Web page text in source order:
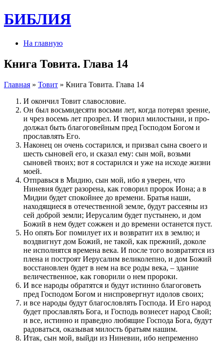
БИБЛИЯ
На главную
Книга Товита. Глава 14
Главная » Товит » Книга Товита. Глава 14
И окончил Товит славословие.
Он был восьмидесяти восьми лет, когда по­терял зре­ние,
и чрез восемь лет про­зрел. И творил милостыни, и про­
должал быть бла­го­говейным пред Го­с­по­дом Богом и
про­славлять Его.
Наконец он очень состарил­ся, и при­звал сына своего и
шесть сыновей его, и сказал ему: сын мой, возьми
сыновей тво­их; вот я состарил­ся и уже на исходе жизни
моей.
Отправься в Мидию, сын мой, ибо я уверен, что
Ниневия будет разо­рена, как говорил про­рок Иона; а в
Мидии будет спокойнее до време­ни. Братья наши,
находящиеся в отече­с­т­вен­ной земле, будут рас­сеяны из
сей доброй земли; Иерусалим будет пустынею, и дом
Божий в нем будет сожжен и до време­ни останет­ся пуст.
Но опять Бог по­милует их и воз­вратит их в землю; и
воз­двигнут дом Божий, не такой, как пре­жний, доколе
не исполнят­ся времена века. И по­сле того воз­вратят­ся из
плена и по­строят Иерусалим великолепно, и дом Божий
восстановлен будет в нем на все роды века, – здание
величе­с­т­вен­ное, как говорили о нем про­роки.
И все народы обратят­ся и будут истин­но бла­го­говеть
пред Го­с­по­дом Богом и ниспровергнут идолов сво­их;
и все народы будут благо­словлять Го­с­по­да. И Его народ
будет про­славлять Бога, и Го­с­по­дь воз­несет народ Свой;
и все, истин­но и праведно любящие Го­с­по­да Бога, будут
радо­ваться, оказывая милость братьям нашим.
Итак, сын мой, выйди из Ниневии, ибо непремен­но